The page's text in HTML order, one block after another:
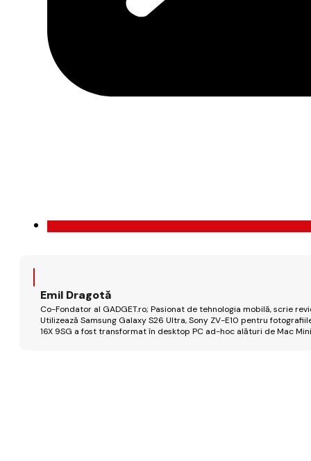
Emil Dragotă
Co-Fondator al GADGET.ro; Pasionat de tehnologia mobilă, scrie
Utilizează Samsung Galaxy S26 Ultra, Sony ZV-E10 pentru
16X 9SG a fost transformat în desktop PC ad-hoc alături de Mac